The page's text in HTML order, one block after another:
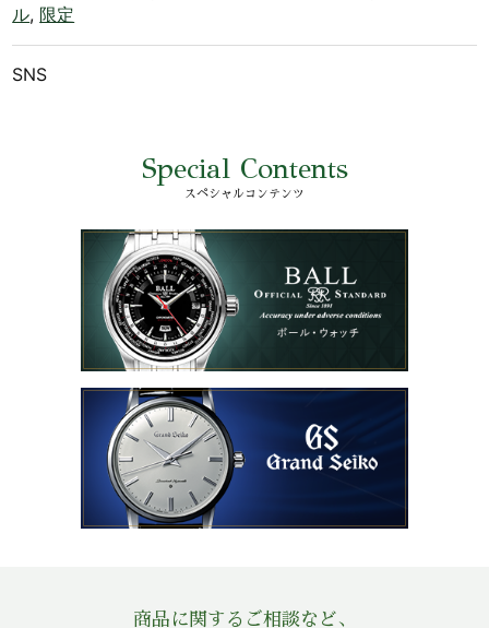
ル, 限定
SNS
Special Contents
スペシャルコンテンツ
商品に関するご相談など、